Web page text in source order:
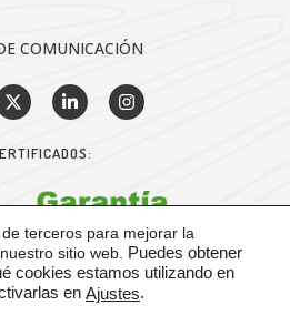
COMUNICACIÓN
terceros para mejorar la
sitio web.
Puedes obtener
cookies estamos utilizando en
en Ajustes.